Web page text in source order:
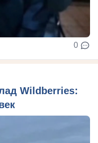
0
Wildberries: